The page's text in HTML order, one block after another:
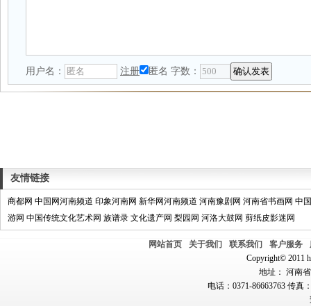
用户名： 注册 匿名 字数：
友情链接
商都网 中国网河南频道 印象河南网 新华网河南频道 河南豫剧网 河南省书画网 中
游网 中国传统文化艺术网 族谱录 文化遗产网 梨园网 河洛大鼓网 剪纸皮影迷网
网站首页 关于我们 联系我们 客户服务
Copyright© 2011
地址： 河南
电话：0371-86663763 传真